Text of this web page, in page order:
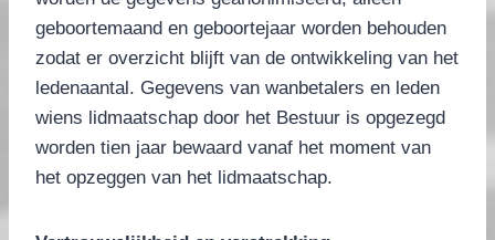
geboortemaand en geboortejaar worden behouden
zodat er overzicht blijft van de ontwikkeling van het
ledenaantal. Gegevens van wanbetalers en leden
wiens lidmaatschap door het Bestuur is opgezegd
worden tien jaar bewaard vanaf het moment van
het opzeggen van het lidmaatschap.